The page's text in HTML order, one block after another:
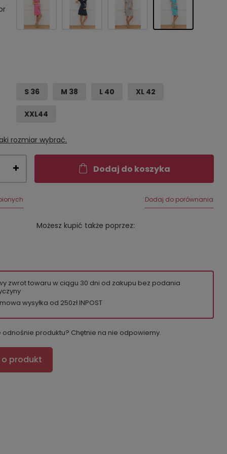
S 36 M 38 L 40 XL 42
XXL44
rozmiar wybrać.
Dodaj do koszyka
Dodaj do porównania
Możesz kupić także poprzez:
zwrot towaru w ciągu 30 dni od zakupu bez podania
wysyłka od 250zł INPOST
odnośnie produktu? Chętnie na nie odpowiemy.
produkt